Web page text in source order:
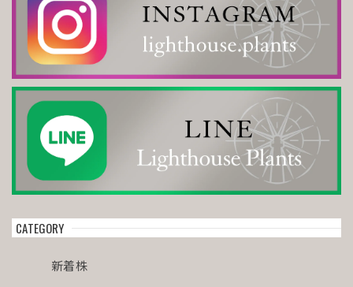
CATEGORY
新着株
2026/04/11
オス株【厳選株】超大株 直径約8.7cm マウンテン ヴィンテージ オベサ / ユーフォルビア
今年初オベサをお迎えしました。 どぉしてもこの株が欲し
た😊まさにアーティスティックオベサ💓芸術品です😍 今後
とも宜しくお願い致します🙇‍♂️🙇‍♂️